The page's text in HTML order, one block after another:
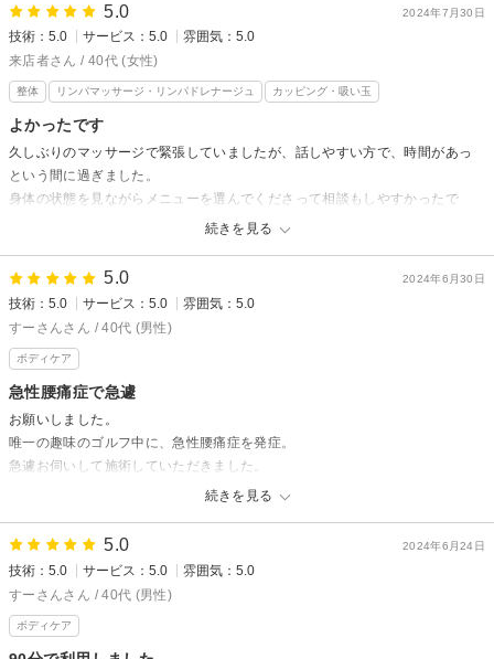
すーさん様
ご来店&口コミありがとうございます^o^
また辛い時に解されにいらしてくださいね★
2024年7月30日
5.0
技術：5.0 サービス：5.0
雰囲気：5.0
来店者さん / 40代 (女性)
整体 リンパマッサージ・リンパドレナージュ カッピング・吸い玉
よかったです
続きを見る
久しぶりのマッサージで緊張していましたが、話しやすい方で、時間があっ
という間に過ぎました。
身体の状態を見ながらメニューを選んでくださって相談もしやすかったで
ということがよくわかりました(笑)時間を作って通いたいと思います。
またよろしくお願いします！
ありがとうございました！
温熱療法院えがおからの返信
ご来店&クチコミありがとうございます^ ^
吸い玉は徐々に消えていきますので
ご安心くださいね☆
お身体の状態が辛い様でしたね…
また近いうちに
解されににいらしてくださいね^o^
2024年6月30日
5.0
技術：5.0 サービス：5.0
雰囲気：5.0
すーさんさん / 40代 (男性)
ボディケア
急性腰痛症で急遽
続きを見る
お願いしました。
唯一の趣味のゴルフ中に、急性腰痛症を発症。
急遽お伺いして施術していただきました。
真っ直ぐ立つこともままならない状態でしたが、色々な技術を駆使してご対
本当に助かりました。ありがとうございました。
温熱療法院えがおからの返信
当店を選んで頂きありがとうございます(⁠•⁠‿⁠•⁠)
2024年6月24日
5.0
技術：5.0 サービス：5.0
雰囲気：5.0
すーさんさん / 40代 (男性)
ボディケア